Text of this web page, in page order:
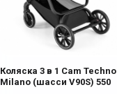
Коляска 3 в 1 Cam Techno
Milano (шасси V90S) 550